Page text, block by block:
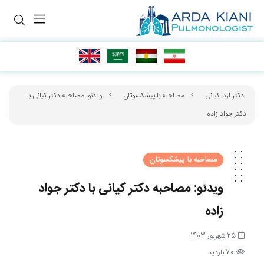
دکتر اردا کیانی مصاحبه با پیشکسوتان
ویدئو: مصاحبه دکتر کیانی با
دکتر جواد زاده
مصاحبه با پیشکسوتان
ویدئو: مصاحبه دکتر کیانی با دکتر جواد
زاده
25 شهریور 1403
70 بازدید